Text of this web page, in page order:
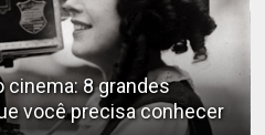
8 grandes
precisa conhecer